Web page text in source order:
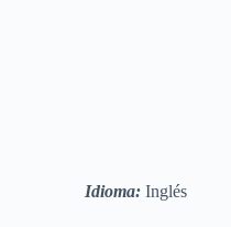
Idioma:Inglés